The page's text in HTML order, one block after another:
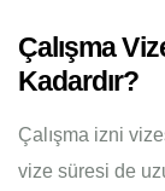
Çalışma
Kadardır?
Çalışma izni
vize süresi de